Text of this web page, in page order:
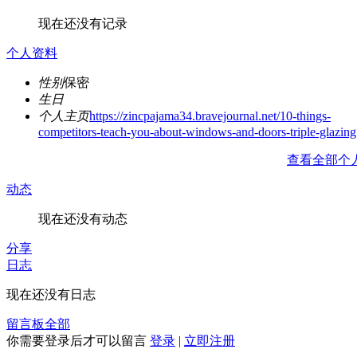
现在还没有记录
个人资料
性别保密
生日
个人主页https://zincpajama34.bravejournal.net/10-things-
competitors-teach-you-about-windows-and-doors-triple-glazing
查看全部个
动态
现在还没有动态
分享
日志
现在还没有日志
留言板全部
你需要登录后才可以留言 登录 | 立即注册